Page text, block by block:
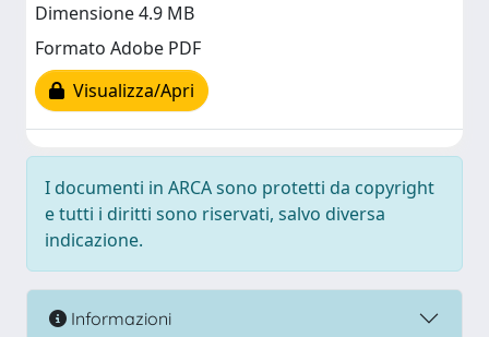
Dimensione 4.9 MB
Formato Adobe PDF
Visualizza/Apri
I documenti in ARCA sono protetti da copyright
e tutti i diritti sono riservati, salvo diversa
indicazione.
Informazioni